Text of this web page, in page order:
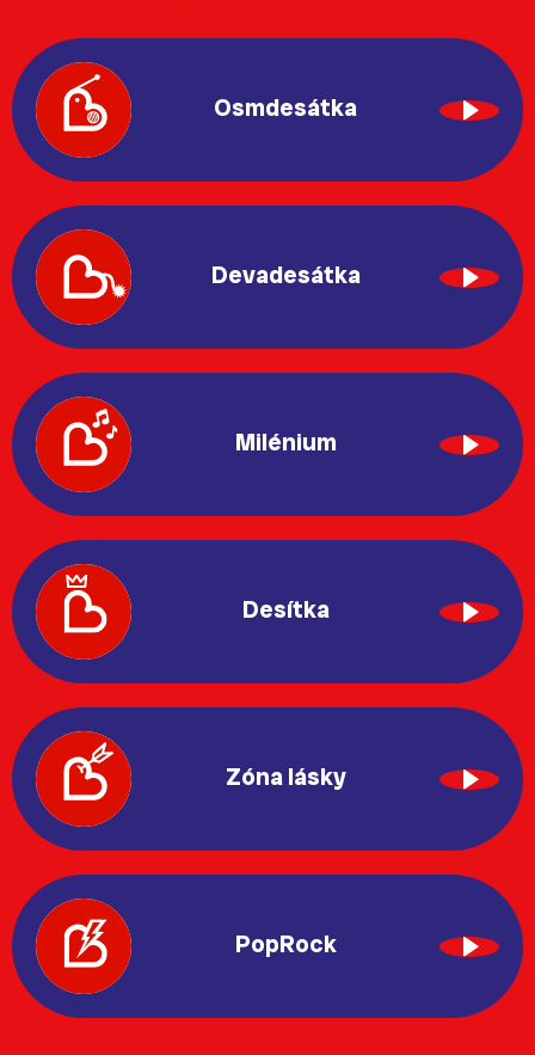
Osmdesátka
Devadesátka
Milénium
Desítka
Zóna lásky
PopRock